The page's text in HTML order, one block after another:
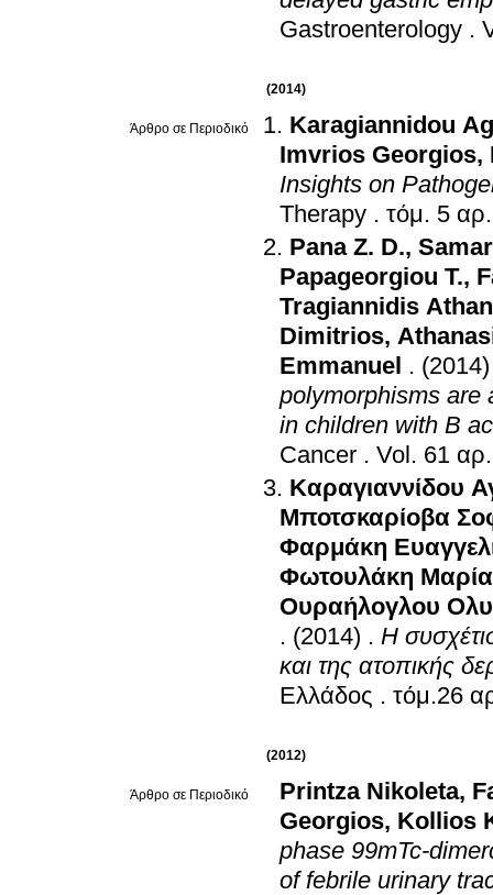
Gastroenterology .
(2014)
Άρθρο σε Περιοδικό
Karagiannidou
Imvrios Georgios,
Insights on
Therapy .
Pana Z. D.,
Papageorgiou T.,
Tragiannidis
Dimitrios,
Emmanuel . (2014)
polymorphisms are
in children with B
Cancer .
Καραγιαννίδου
Μποτσκαρίοβα
Φαρμάκη
Φωτουλάκη Μαρία
Ουραήλογλου
. (2014) . Η
και της ατοπικής
Ελλάδος .
(2012)
Άρθρο σε Περιοδικό Printza Nikoleta,
Georgios, Kollios
phase 99mTc-
of febrile urinary